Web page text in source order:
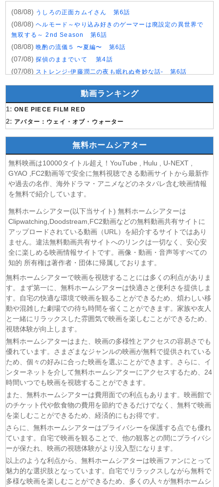
(08/08) うしろの正面カムイさん 第6話
(08/08)ヘルモード～やり込み好きのゲーマーは廃設定の異世界で
無双する～ 2nd Season 第6話
(08/08)晩酌の流儀５ 〜夏編〜 第6話
(07/08)探偵のままでいて 第4話
(07/08) ストレンジ-伊藤潤二の夜も眠れぬ奇妙な話- 第6話
(07/08)逃げ上手の若君 第二期 第4話
神の雫 第18話
(07/08)うちの弟どもがすみません 第6話
(07/08)これ描いて死ね 第6話
説になっていた。 第6話
(07/08)領民0人スタートの辺境領主様 第6話
(07/08)しもべの王子様 第6話
(07/08) 転生したらスライムだった件 第4期 第17話
(07/08)金曜ロードショー 動画 2026年8月7日
(07/08) リーガルビート ー逆転の法廷ー 第3話
(07/08) 乙女怪獣キャラメリゼ 第6話
(07/08)チョッちゃん 第87話
(07/08)ひまわり 第95話
(07/08)マッサン 第19話
(07/08)風、薫る 第95話
(07/08)夫婦と16歳〜狂気の隣人〜 第6話
(07/08) 今から、親友やめようか。 第7話
(07/08) 未婚詐欺 私の知らない彼の顔 第4話
(07/08)ヤニねこ 第6話
(07/08)追放された転生重騎士はゲーム知識で無双する 第6話
(06/08)一緒にごはんをたべるだけ 第6話
(06/08)夫に不倫をお願いされました 第5話
(06/08)親愛なる夫へ〜完璧な妻の嘘〜 第6話
(06/08)
師冒険録〜 第7話
動画ランキング
1: ONE PIECE FILM RED
2: アバター：ウェイ・オブ・ウォーター
無料ホームシアター
無料映画は10000タイトル超え！YouTube , Hulu , U-NEXT ,
GYAO ,FC2動画等で安全に無料視聴できる動画サイトから最新作
や過去の名作、海外ドラマ・アニメなどのネタバレ含む映画情報
を無料で紹介しています。
無料ホームシアター(以下当サイト) 無料ホームシアターは
Clipwatching,Doodstream,FC2動画などの無料動画共有サイトに
アップロードされている動画（URL）を紹介するサイトではあり
ません。違法無料動画共有サイトへのリンクは一切なく、安心安
全に楽しめる映画情報サイトです。画像・動画・音声等すべての
知的 所有権は著作者・団体に帰属しております。
無料ホームシアターで映画を視聴することには多くの利点がありま
す。まず第一に、無料ホームシアターは快適さと便利さを提供しま
す。自宅の快適な環境で映画を観ることができるため、煩わしい移
動や混雑した劇場での待ち時間を省くことができます。家族や友人
と一緒にリラックスした雰囲気で映画を楽しむことができるため、
視聴体験が向上します。
無料ホームシアターはまた、映画の多様性とアクセスの容易さでも
優れています。さまざまなジャンルの映画が無料で提供されている
ため、個々の好みに合った映画を選ぶことができます。さらに、イ
ンターネットを介して無料ホームシアターにアクセスするため、24
時間いつでも映画を視聴することができます。
また、無料ホームシアターは費用面での利点もあります。映画館で
のチケット代や飲食物の費用を節約できるだけでなく、無料で映画
を楽しむことができるため、経済的にもお得です。
さらに、無料ホームシアターはプライバシーを保護する点でも優れ
ています。自宅で映画を観ることで、他の観客との間にプライバシ
ーが保たれ、映画の視聴体験がより没入型になります。
以上のような利点から、無料ホームシアターは映画ファンにとって
魅力的な選択肢となっています。自宅でリラックスしながら無料で
多様な映画を楽しむことができるため、多くの人々が無料ホームシ